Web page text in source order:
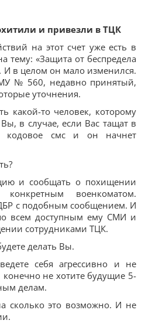
и привезли в ТЦК
на этот счет уже есть в
тему: «Защита от беспредела
И в целом он мало изменился.
№ 560, недавно принятый,
уточнения.
какой-то человек, которому
в случае, если Вас тащат в
кодовое смс и он начнет
и сообщать о похищении
конкретным военкоматом.
с подобным сообщением. И
всем доступным ему СМИ и
сотрудниками ТЦК.
делать Вы.
себя агрессивно и не
конечно не хотите будущие 5-
делам.
сколько это возможно. И не